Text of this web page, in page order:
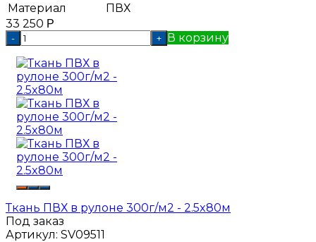
Материал
ПВХ
33 250 Р
- + В корзину
Ткань ПВХ в рулоне 300г/м2 - 2.5x80м
Под заказ
Артикул: SV09511